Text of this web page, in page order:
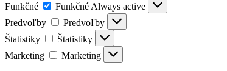
Funkčné
Funkčné Always active
Predvoľby
Predvoľby
Štatistiky
Štatistiky
Marketing
Marketing